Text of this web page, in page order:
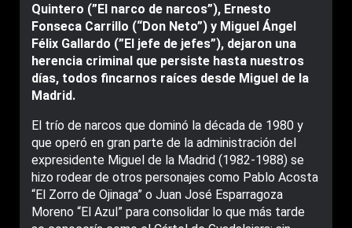
Quintero (”El narco de narcos”), Ernesto
Fonseca Carrillo (“Don Neto”) y Miguel Ángel
Félix Gallardo (”El jefe de jefes”), dejaron una
herencia criminal que persiste hasta nuestros
días, todos fincarnos raíces desde Miguel de la
Madrid.
El trío de narcos que dominó la década de 1980 y
que operó en gran parte de la administración del
expresidente Miguel de la Madrid (1982-1988) se
hizo rodear de otros personajes como Pablo Acosta
“El Zorro de Ojinaga” o Juan José Esparragoza
Moreno “El Azul” para consolidar lo que más tarde